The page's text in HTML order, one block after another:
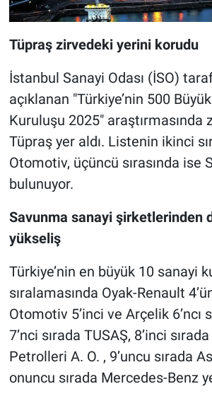
Tüpraş zirvedeki yerini korudu
İstanbul Sanayi Odası (İSO)
açıklanan "Türkiye’nin 500
Kuruluşu 2025" araştırmasında
Tüpraş yer aldı. Listenin ikinci
Otomotiv, üçüncü sırasında ise
bulunuyor.
Savunma sanayi şirketlerinden
yükseliş
Türkiye’nin en büyük 10 sanayi
sıralamasında Oyak-Renault
Otomotiv 5’inci ve Arçelik 6’ncı
7’nci sırada TUSAŞ, 8’inci
Petrolleri A. O. , 9’uncu sırada
onuncu sırada Mercedes-Benz